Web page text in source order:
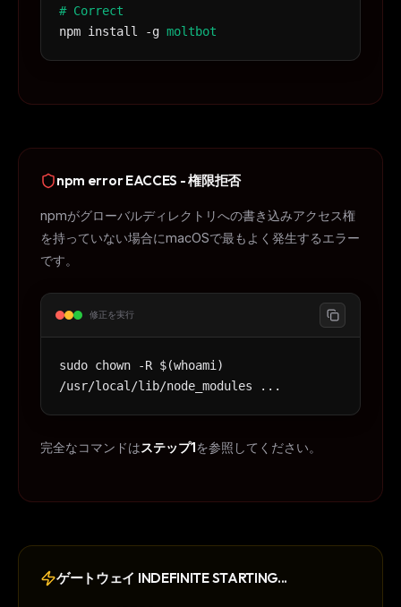
# Correct
npm install -g moltbot
npm error EACCES - 権限拒否
npmがグローバルディレクトリへの書き込みアクセス権
を持っていない場合にmacOSで最もよく発生するエラー
です。
修正を実行
sudo chown -R $(whoami)
/usr/local/lib/node_modules ...
完全なコマンドはステップ1 を参照してください。
ゲートウェイ INDEFINITE STARTING...